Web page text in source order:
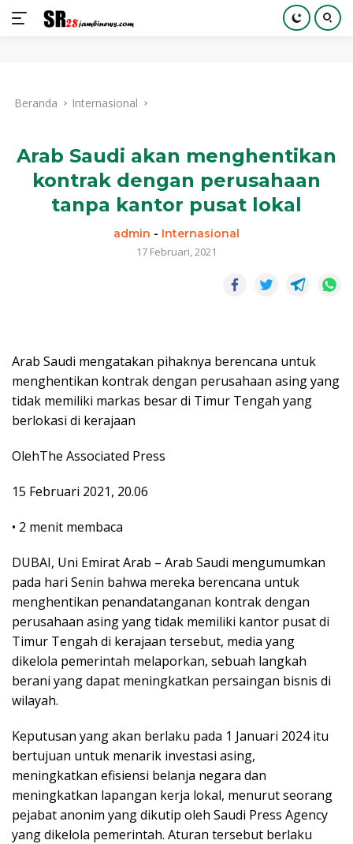
kontenBeranda Internasional
Arab Saudi akan menghentikan
kontrak dengan perusahaan
tanpa kantor pusat lokal
admin - Internasional
17 Februari, 2021
Arab Saudi mengatakan pihaknya berencana untuk
menghentikan kontrak dengan perusahaan asing yang
tidak memiliki markas besar di Timur Tengah yang
berlokasi di kerajaan
OlehThe Associated Press
15 Februari 2021, 20.06
• 2 menit membaca
DUBAI, Uni Emirat Arab – Arab Saudi mengumumkan
pada hari Senin bahwa mereka berencana untuk
menghentikan penandatanganan kontrak dengan
perusahaan asing yang tidak memiliki kantor pusat di
Timur Tengah di kerajaan tersebut, media yang
dikelola pemerintah melaporkan, sebuah langkah
berani yang dapat meningkatkan persaingan bisnis di
wilayah.
Keputusan yang akan berlaku pada 1 Januari 2024 itu
bertujuan untuk menarik investasi asing,
meningkatkan efisiensi belanja negara dan
meningkatkan lapangan kerja lokal, menurut seorang
pejabat anonim yang dikutip oleh Saudi Press Agency
yang dikelola pemerintah. Aturan tersebut berlaku